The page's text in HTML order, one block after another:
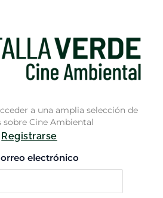
a una amplia selección de
sobre Cine Ambiental
Registrarse
electrónico